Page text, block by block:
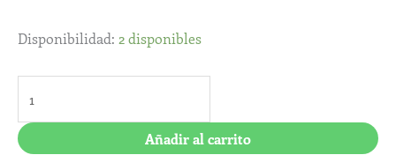
Disponibilidad: 2 disponibles
Añadir al carrito